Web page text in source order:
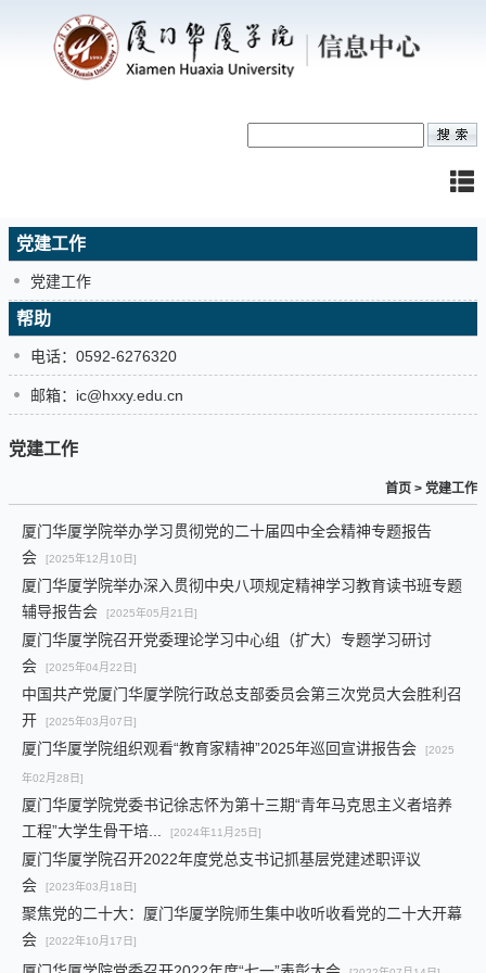
党建工作
党建工作
帮助
电话：0592-6276320
邮箱：ic@hxxy.edu.cn
党建工作
首页 > 党建工作
厦门华厦学院举办学习贯彻党的二十届四中全会精神专题报告
会
[2025年12月10日]
厦门华厦学院举办深入贯彻中央八项规定精神学习教育读书班专题
辅导报告会
[2025年05月21日]
厦门华厦学院召开党委理论学习中心组（扩大）专题学习研讨
会
[2025年04月22日]
中国共产党厦门华厦学院行政总支部委员会第三次党员大会胜利召
开
[2025年03月07日]
厦门华厦学院组织观看“教育家精神”2025年巡回宣讲报告会 [2025
年02月28日]
厦门华厦学院党委书记徐志怀为第十三期“青年马克思主义者培养
工程”大学生骨干培...
[2024年11月25日]
厦门华厦学院召开2022年度党总支书记抓基层党建述职评议
会
[2023年03月18日]
聚焦党的二十大：厦门华厦学院师生集中收听收看党的二十大开幕
会
[2022年10月17日]